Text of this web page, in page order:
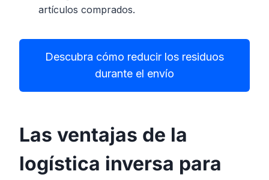
artículos comprados.
Descubra cómo reducir los residuos
durante el envío
Las ventajas de la
logística inversa para